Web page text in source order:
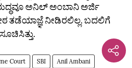
ಅನಿಲ್‌‌ ಅಂಬಾನಿ ಅರ್ಜಿ
ತಡೆಯಾಜ್ಞೆ ನೀಡಿರಲಿಲ್ಲ. ಬದಲಿಗೆ
Court SBI Anil Ambani